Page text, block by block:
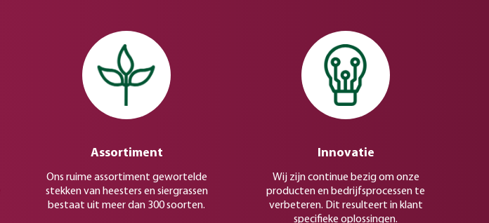
Assortiment
Ons ruime assortiment gewortelde
stekken van heesters en siergrassen
bestaat uit meer dan 300 soorten.
Innovatie
Wij zijn continue bezig om onze
producten en bedrijfsprocessen te
verbeteren. Dit resulteert in klant
specifieke oplossingen.